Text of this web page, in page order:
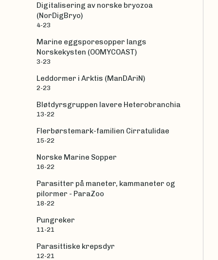
Digitalisering av norske bryozoa
(NorDigBryo)
4-23
Marine eggsporesopper langs
Norskekysten (OOMYCOAST)
3-23
Leddormer i Arktis (ManDAriN)
2-23
Bløtdyrsgruppen lavere Heterobranchia
13-22
Flerbørstemark-familien Cirratulidae
15-22
Norske Marine Sopper
16-22
Parasitter på maneter, kammaneter og
pilormer - ParaZoo
18-22
Pungreker
11-21
Parasittiske krepsdyr
12-21